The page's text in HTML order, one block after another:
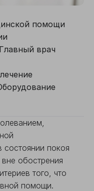
помощи
Главный врач
покоя
обострения
того, что
помощи.